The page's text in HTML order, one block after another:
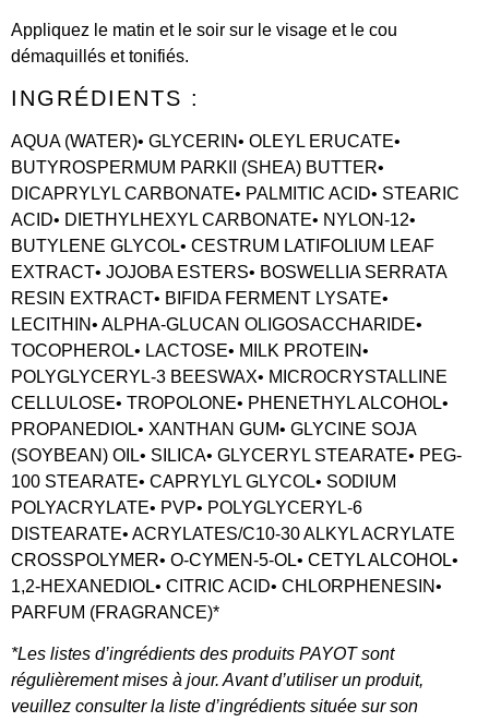
Appliquez le matin et le soir sur le visage et le cou
démaquillés et tonifiés.
INGRÉDIENTS :
AQUA (WATER)• GLYCERIN• OLEYL ERUCATE•
BUTYROSPERMUM PARKII (SHEA) BUTTER•
DICAPRYLYL CARBONATE• PALMITIC ACID• STEARIC
ACID• DIETHYLHEXYL CARBONATE• NYLON-12•
BUTYLENE GLYCOL• CESTRUM LATIFOLIUM LEAF
EXTRACT• JOJOBA ESTERS• BOSWELLIA SERRATA
RESIN EXTRACT• BIFIDA FERMENT LYSATE•
LECITHIN• ALPHA-GLUCAN OLIGOSACCHARIDE•
TOCOPHEROL• LACTOSE• MILK PROTEIN•
POLYGLYCERYL-3 BEESWAX• MICROCRYSTALLINE
CELLULOSE• TROPOLONE• PHENETHYL ALCOHOL•
PROPANEDIOL• XANTHAN GUM• GLYCINE SOJA
(SOYBEAN) OIL• SILICA• GLYCERYL STEARATE• PEG-
100 STEARATE• CAPRYLYL GLYCOL• SODIUM
POLYACRYLATE• PVP• POLYGLYCERYL-6
DISTEARATE• ACRYLATES/C10-30 ALKYL ACRYLATE
CROSSPOLYMER• O-CYMEN-5-OL• CETYL ALCOHOL•
1,2-HEXANEDIOL• CITRIC ACID• CHLORPHENESIN•
PARFUM (FRAGRANCE)*
*Les listes d’ingrédients des produits PAYOT sont
régulièrement mises à jour. Avant d’utiliser un produit,
veuillez consulter la liste d’ingrédients située sur son